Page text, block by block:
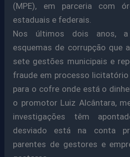
(MPE), em parceria com
estaduais e federais.
Nos últimos dois anos, a
esquemas de corrupção que
sete gestões municipais e
fraude em processo
para o cofre onde está o
o promotor Luiz Alcântara,
investigações têm
desviado está na conta
parentes de gestores e